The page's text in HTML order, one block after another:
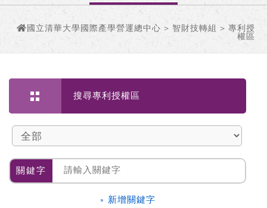
國立清華大學國際產學營運總中心 > 智財技轉組 > 專利授
權區
搜尋專利授權區
關鍵字
» 新增關鍵字